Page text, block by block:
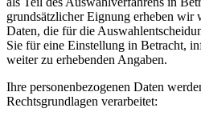
grundsätzlicher Eignung erheben wir
Daten, die für die
Sie für eine Einstellung in Betracht,
weiter zu erhebenden Angaben.
Ihre personenbezogenen Daten
Rechtsgrundlagen verarbeitet: